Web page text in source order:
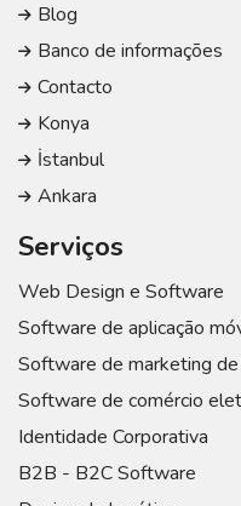
Blog
Banco de informações
Contacto
Konya
İstanbul
Ankara
Serviços
Web Design e Software
Software de aplicação
Software de marketing
Software de comércio
Identidade Corporativa
B2B - B2C Software